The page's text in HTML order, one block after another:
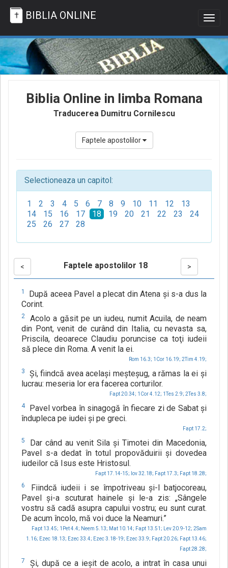
BIBLIA ONLINE
Biblia Online in limba Romana
Traducerea Dumitru Cornilescu
Faptele apostolilor
Selectioneaza un capitol:
1 2 3 4 5 6 7 8 9 10 11 12
13
14
15 16 17 18 19 20 21 22 23
24
25
26 27 28
< Faptele apostolilor 18 >
1
După aceea Pavel a plecat din Atena şi s-a dus la
Corint.
2
Acolo a găsit pe un iudeu, numit Acuila, de neam
din Pont, venit de curând din Italia, cu nevasta sa,
Priscila, deoarece Claudiu poruncise ca toţi iudeii
să plece din Roma. A venit la ei.
Rom 16.3; 1Cor 16.19; 2Tim 4.19;
3
Şi, fiindcă avea acelaşi meşteşug, a rămas la ei şi
lucrau: meseria lor era facerea corturilor.
Fapt 20.34; 1Cor 4.12; 1Tes 2.9; 2Tes 3.8;
4
Pavel vorbea în sinagogă în fiecare zi de Sabat şi
îndupleca pe iudei şi pe greci.
Fapt 17.2;
5
Dar când au venit Sila şi Timotei din Macedonia,
Pavel s-a dedat în totul propovăduirii şi dovedea
iudeilor că Isus este Hristosul.
Fapt 17.14-15; Iov 32.18; Fapt 17.3; Fapt 18.28;
6
Fiindcă iudeii i se împotriveau şi-l batjocoreau,
Pavel şi-a scuturat hainele şi le-a zis: „Sângele
vostru să cadă asupra capului vostru; eu sunt curat.
De acum încolo, mă voi duce la Neamuri.”
Fapt 13.45; 1Pet 4.4; Neem 5.13; Mat 10.14; Fapt 13.51; Lev 20.9-12; 2Sam
1.16; Ezec 18.13; Ezec 33.4; Ezec 3.18-19; Ezec 33.9; Fapt 20.26; Fapt 13.46;
Fapt 28.28;
7
Şi, după ce a ieşit de acolo, a intrat în casa unui